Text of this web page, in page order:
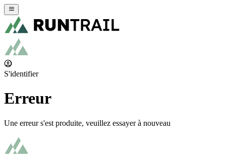
S'identifier
Erreur
Une erreur s'est produite, veuillez essayer à nouveau